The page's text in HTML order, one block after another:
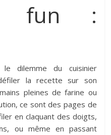
fun :
dilemme du cuisinier
la recette sur son
pleines de farine ou
ce sont des pages de
en claquant des doigts,
ou même en passant